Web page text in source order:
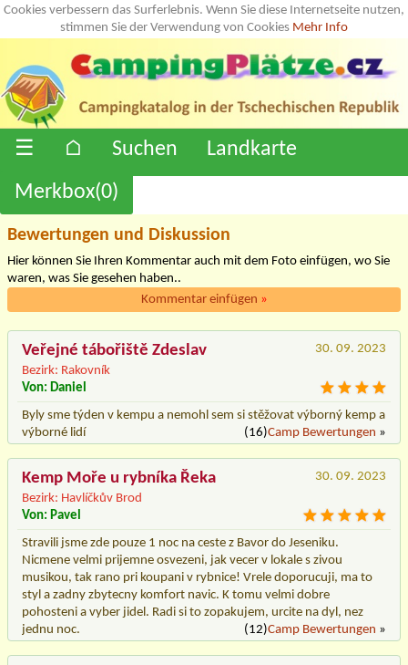
Cookies verbessern das Surferlebnis. Wenn Sie diese Internetseite nutzen,
stimmen Sie der Verwendung von Cookies Mehr Info
☰ ⌂ Suchen
Landkarte
Merkbox(0)
Bewertungen und Diskussion
Hier können Sie Ihren Kommentar auch mit dem Foto einfügen, wo Sie
waren, was Sie gesehen haben..
Kommentar einfügen »
Veřejné tábořiště Zdeslav
Bezirk: Rakovník
30. 09. 2023
Von: Daniel
Byly sme týden v kempu a nemohl sem si stěžovat výborný kemp a
výborné lidí
(16)Camp Bewertungen »
Kemp Moře u rybníka Řeka
Bezirk: Havlíčkův Brod
30. 09. 2023
Von: Pavel
Stravili jsme zde pouze 1 noc na ceste z Bavor do Jeseniku.
Nicmene velmi prijemne osvezeni, jak vecer v lokale s zivou
musikou, tak rano pri koupani v rybnice! Vrele doporucuji, ma to
styl a zadny zbytecny komfort navic. K tomu velmi dobre
pohosteni a vyber jidel. Radi si to zopakujem, urcite na dyl, nez
jednu noc.
(12)Camp Bewertungen »